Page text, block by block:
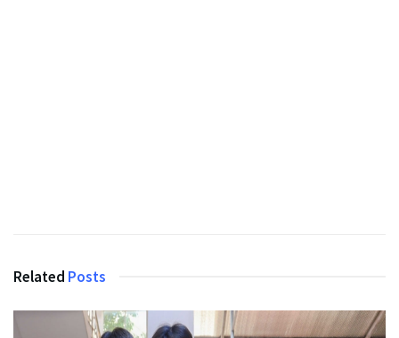
Related Posts